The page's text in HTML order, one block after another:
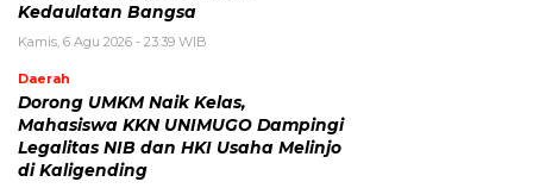
Kedaulatan Bangsa
Kamis, 6 Agu 2026 - 23:39 WIB
Daerah
Dorong UMKM Naik Kelas,
Mahasiswa KKN UNIMUGO Dampingi
Legalitas NIB dan HKI Usaha Melinjo
di Kaligending